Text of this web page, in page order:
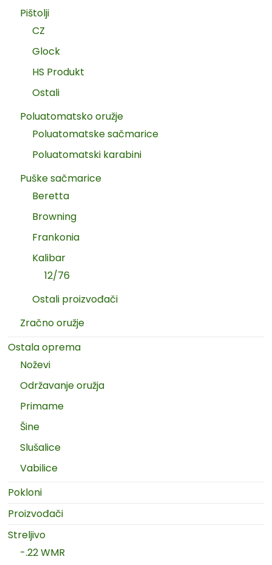
Pištolji
CZ
Glock
HS Produkt
Ostali
Poluatomatsko oružje
Poluatomatske sačmarice
Poluatomatski karabini
Puške sačmarice
Beretta
Browning
Frankonia
Kalibar
12/76
Ostali proizvođači
Zračno oružje
Ostala oprema
Noževi
Održavanje oružja
Primame
Šine
Slušalice
Vabilice
Pokloni
Proizvođači
Streljivo
-.22 WMR